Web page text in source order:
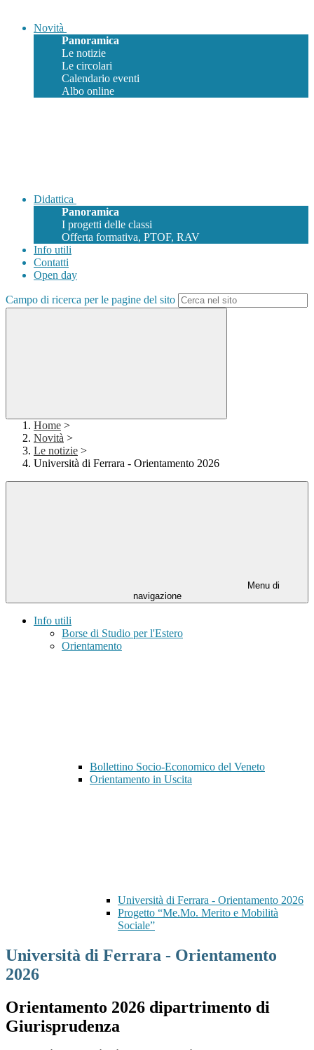
Novità
Panoramica
Le notizie
Le circolari
Calendario eventi
Albo online
Didattica
Panoramica
I progetti delle classi
Offerta formativa, PTOF, RAV
Info utili
Contatti
Open day
Campo di ricerca per le pagine del sito
Home >
Novità >
Le notizie >
Università di Ferrara - Orientamento 2026
Menu di
navigazione
Info utili
Borse di Studio per l'Estero
Orientamento
Bollettino Socio-Economico del Veneto
Orientamento in Uscita
Università di Ferrara - Orientamento 2026
Progetto “Me.Mo. Merito e Mobilità
Sociale”
Università di Ferrara - Orientamento
2026
Orientamento 2026 dipartrimento di
Giurisprudenza